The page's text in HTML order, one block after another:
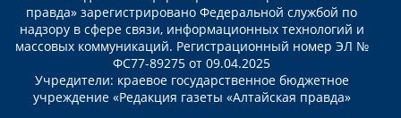
правда» зарегистрировано Федеральной службой по
надзору в сфере связи, информационных технологий и
массовых коммуникаций. Регистрационный номер ЭЛ №
ФС77-89275 от 09.04.2025
Учредители: краевое государственное бюджетное
учреждение «Редакция газеты «Алтайская правда»